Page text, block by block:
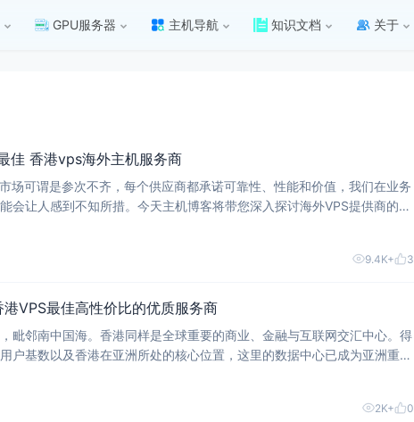
GPU服务器 主机导航 知识文档 关于
佳 香港vps海外主机服务商
场可谓是参次不齐，每个供应商都承诺可靠性、性能和价值，我们在业务
会让人感到不知所措。今天主机博客将带您深入探讨海外VPS提供商的香
9.4K+ 3
VPS最佳高性价比的优质服务商
毗邻南中国海。香港同样是全球重要的商业、金融与互联网交汇中心。得
户基数以及香港在亚洲所处的核心位置，这里的数据中心已成为亚洲重要
长主要
2K+ 0